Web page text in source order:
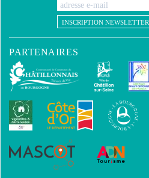
INSCRIPTION NEWSLETTER
PARTENAIRES